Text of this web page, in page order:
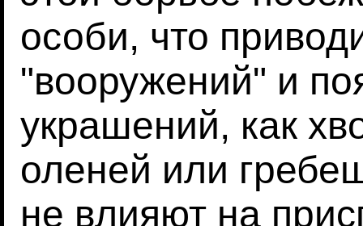
особи, что
"вооружений" и
украшений, как
оленей или
не влияют на